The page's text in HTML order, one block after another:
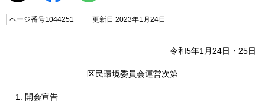
ページ番号1044251 更新日 2023年1月24日
令和5年1月24日・25日
区民環境委員会運営次第
開会宣告